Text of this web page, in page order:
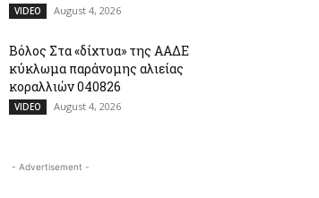
VIDEO August 4, 2026
Βόλος Στα «δίχτυα» της ΑΑΔΕ
κύκλωμα παράνομης αλιείας
κοραλλιών 040826
VIDEO August 4, 2026
- Advertisement -